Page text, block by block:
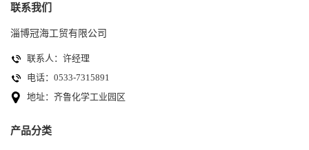
联系我们
淄博冠海工贸有限公司
联系人：许经理
电话：0533-7315891
地址：齐鲁化学工业园区
产品分类